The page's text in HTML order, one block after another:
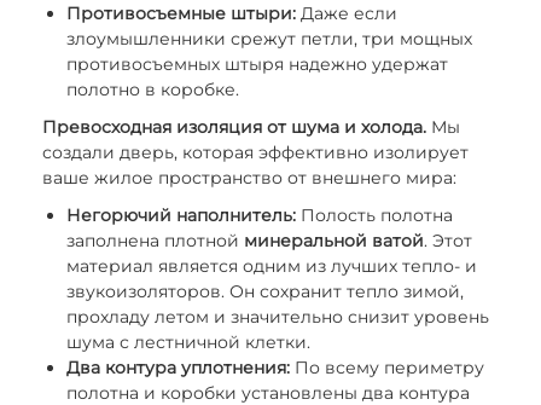
Противосъемные штыри: Даже если
злоумышленники срежут петли, три мощных
противосъемных штыря надежно удержат
полотно в коробке.
Превосходная изоляция от шума и холода. Мы
создали дверь, которая эффективно изолирует
ваше жилое пространство от внешнего мира:
Негорючий наполнитель: Полость полотна
заполнена плотной минеральной ватой. Этот
материал является одним из лучших тепло- и
звукоизоляторов. Он сохранит тепло зимой,
прохладу летом и значительно снизит уровень
шума с лестничной клетки.
Два контура уплотнения: По всему периметру
полотна и коробки установлены два контура